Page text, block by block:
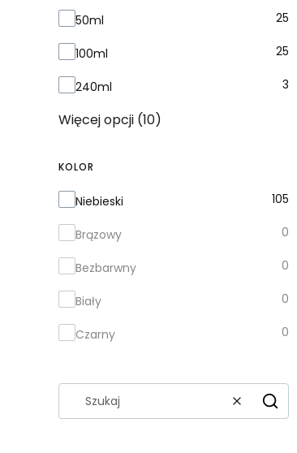
50ml 25
100ml 25
240ml 3
Więcej opcji (10)
KOLOR
Kolor
Niebieski 105
Brązowy 0
Bezbarwny 0
Biały 0
Czarny 0
WyczyśćSzukaj